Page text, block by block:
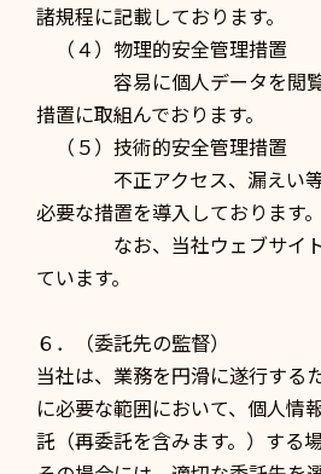
諸規程に記載しております。
（４）物理的安全管理措置
容易に個人データを閲覧
措置に取組んでおります。
（５）技術的安全管理措置
不正アクセス、漏えい等
必要な措置を導入しております。
なお、当社ウェブサイト
ています。
６．（委託先の監督）
当社は、業務を円滑に遂行する
に必要な範囲において、個人情
託（再委託を含みます。）する